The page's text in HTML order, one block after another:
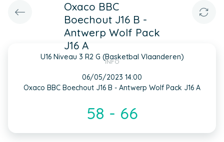
Oxaco BBC
Boechout J16 B -
Antwerp Wolf Pack
J16 A
U16 Niveau 3 R2 G (Basketbal Vlaanderen)
INFO
06/05/2023 14:00
Oxaco BBC Boechout J16 B - Antwerp Wolf Pack J16 A
58 - 66